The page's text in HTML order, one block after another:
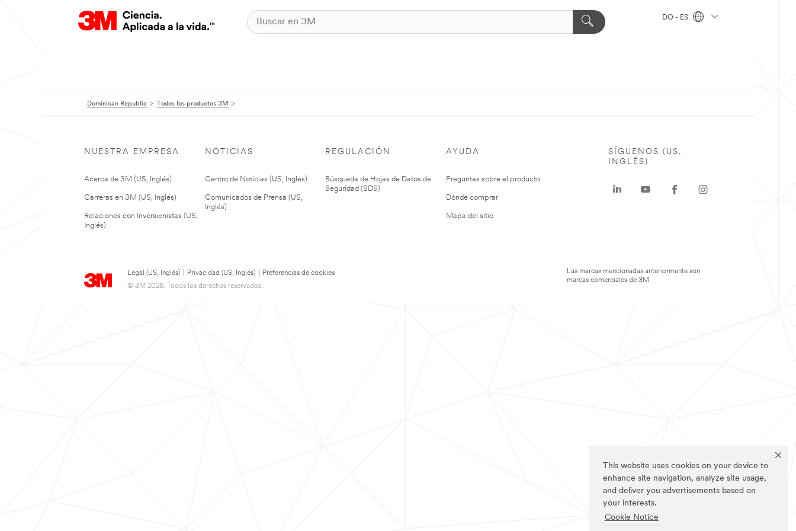
This website uses cookies on your device to
enhance site navigation, analyze site usage,
and deliver you advertisements based on
your interests.
Cookie Notice
DO - ES
Dominican Republic Todos los productos 3M
NUESTRA EMPRESA
Acerca de 3M (US, Inglés)
Carreras en 3M (US, Inglés)
Relaciones con Inversionistas (US,
Inglés)
NOTICIAS
Centro de Noticias (US, Inglés)
Comunicados de Prensa (US,
Inglés)
REGULACIÓN
Búsqueda de Hojas de Datos de
Seguridad (SDS)
AYUDA
Preguntas sobre el producto
Dónde comprar
Mapa del sitio
Legal (US, Inglés) Privacidad (US, Inglés)
Preferencias de cookies
© 3M 2026. Todos los derechos reservados..
SÍGUENOS (US,
INGLÉS)
Las marcas mencionadas anteriormente son
marcas comerciales de 3M.